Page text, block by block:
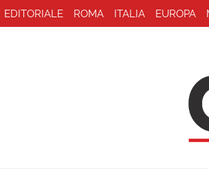
EDITORIALE ROMA ITALIA EUROPA